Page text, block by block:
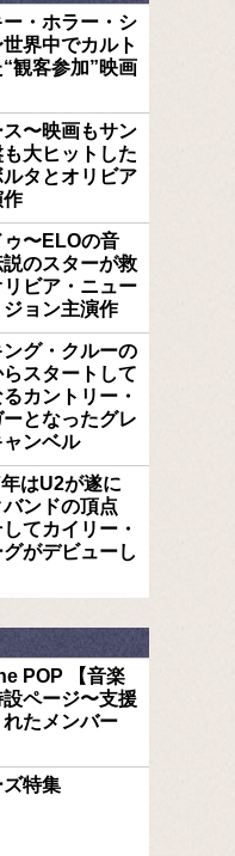
ー・ホラー・シ
世界中でカルト
観客参加”映画
ス〜映画もサン
も大ヒットした
ルタとオリビア
作
〜ELOの音
のスターが救
リビア・ニュー
ジョン主演作
ング・クルーの
スタートして
カントリー・
となったグレ
ャンベル
はU2が遂に
バンドの頂点
てカイリー・
グがデビューし
POP 【音楽
ページ〜支援
れたメンバー
特集